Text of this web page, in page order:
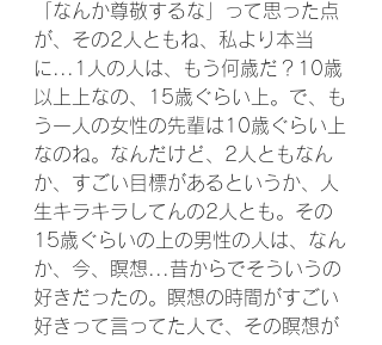
「なんか尊敬するな」って思った点
が、その2人ともね、私より本当
に...1人の人は、もう何歳だ？10歳
以上上なの、15歳ぐらい上。で、も
う一人の女性の先輩は10歳ぐらい上
なのね。なんだけど、2人ともなん
か、すごい目標があるというか、人
生キラキラしてんの2人とも。その
15歳ぐらいの上の男性の人は、なん
か、今、瞑想...昔からでそういうの
好きだったの。瞑想の時間がすごい
好きって言ってた人で、その瞑想が